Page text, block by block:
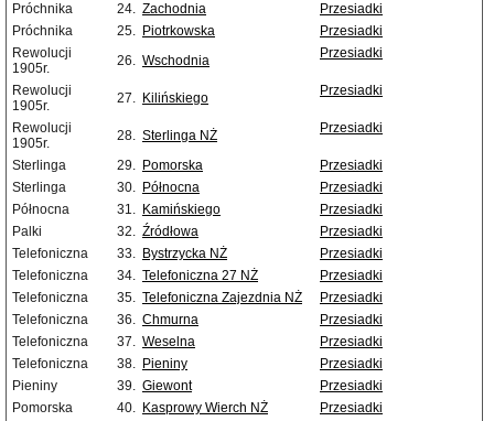
Próchnika
24. Zachodnia
Przesiadki
Próchnika
25. Piotrkowska
Przesiadki
Rewolucji
1905r.
26. Wschodnia Przesiadki
Rewolucji
1905r.
27. Kilińskiego Przesiadki
Rewolucji
1905r.
28. Sterlinga NŻ Przesiadki
Sterlinga 29. Pomorska
Przesiadki
Sterlinga
30. Północna
Przesiadki
Północna
31. Kamińskiego
Przesiadki
Palki
32. Źródłowa
Przesiadki
Telefoniczna
33. Bystrzycka NŻ
Przesiadki
Telefoniczna
34. Telefoniczna 27 NŻ
Przesiadki
Telefoniczna
35. Telefoniczna Zajezdnia NŻ
Przesiadki
Telefoniczna
36. Chmurna
Przesiadki
Telefoniczna
37. Weselna
Przesiadki
Telefoniczna
38. Pieniny
Przesiadki
Pieniny
39. Giewont
Przesiadki
Pomorska
40. Kasprowy Wierch NŻ
Przesiadki